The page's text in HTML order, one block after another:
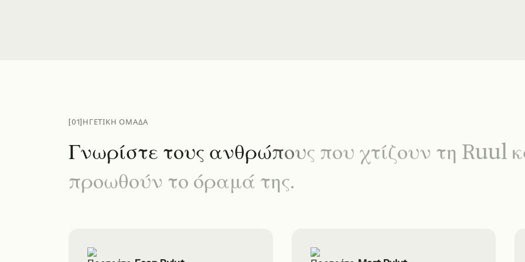
[01]ΗΓΕΤΙΚΗ ΟΜΑΔΑ
Γνωρίστε τους ανθρώπους που χτίζουν τη Ruul κ
προωθούν το όραμά της.